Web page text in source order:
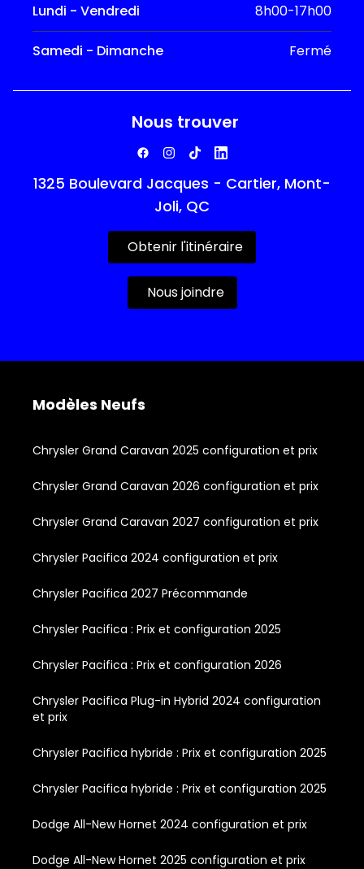
Lundi - Vendredi 8h00-17h00
Samedi - Dimanche Fermé
Nous trouver
1325 Boulevard Jacques - Cartier, Mont-
Joli, QC
Obtenir l'itinéraire
Nous joindre
Modèles Neufs
Chrysler Grand Caravan 2025 configuration et prix
Chrysler Grand Caravan 2026 configuration et prix
Chrysler Grand Caravan 2027 configuration et prix
Chrysler Pacifica 2024 configuration et prix
Chrysler Pacifica 2027 Précommande
Chrysler Pacifica : Prix et configuration 2025
Chrysler Pacifica : Prix et configuration 2026
Chrysler Pacifica Plug-in Hybrid 2024 configuration
et prix
Chrysler Pacifica hybride : Prix et configuration 2025
Chrysler Pacifica hybride : Prix et configuration 2025
Dodge All-New Hornet 2024 configuration et prix
Dodge All-New Hornet 2025 configuration et prix